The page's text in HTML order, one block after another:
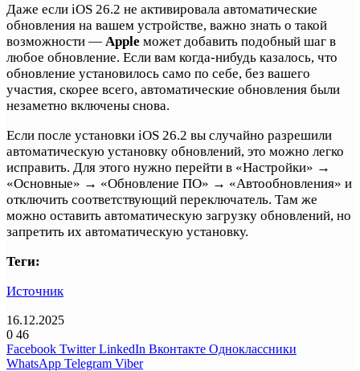
Даже если iOS 26.2 не активировала автоматические
обновления на вашем устройстве, важно знать о такой
возможности — Apple может добавить подобный шаг в
любое обновление. Если вам когда-нибудь казалось, что
обновление установилось само по себе, без вашего
участия, скорее всего, автоматические обновления были
незаметно включены снова.
Если после установки iOS 26.2 вы случайно разрешили
автоматическую установку обновлений, это можно легко
исправить. Для этого нужно перейти в «Настройки» →
«Основные» → «Обновление ПО» → «Автообновления» и
отключить соответствующий переключатель. Там же
можно оставить автоматическую загрузку обновлений, но
запретить их автоматическую установку.
Теги:
Источник
16.12.2025
0 46
Facebook Twitter LinkedIn Вконтакте Одноклассники
WhatsApp Telegram Viber